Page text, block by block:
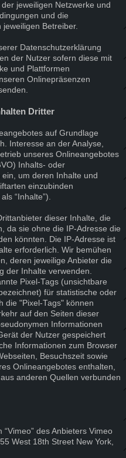
jeweiligen Netzwerke und
und die
Betreiber.
Datenschutzerklärung
der Nutzer sofern diese mit
und Plattformen
Onlinepräsenzen
Dritter
auf Grundlage
Interesse an der Analyse,
unseres Onlineangebotes
Inhalts- oder
um deren Inhalte und
einzubinden
“Inhalte”).
dieser Inhalte, die
da sie ohne die IP-Adresse die
könnten. Die IP-Adresse ist
erforderlich. Wir bemühen
deren jeweilige Anbieter die
der Inhalte verwenden.
Pixel-Tags (unsichtbare
für statistische oder
die "Pixel-Tags" können
auf den Seiten dieser
Informationen
der Nutzer gespeichert
Informationen zum Browser
Besuchszeit sowie
Onlineangebotes enthalten,
anderen Quellen verbunden
des Anbieters Vimeo
West 18th Street New York,